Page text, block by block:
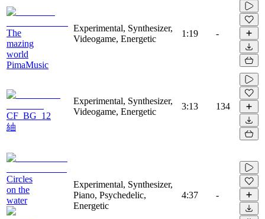
The
mazing
world
PimaMusic
Experimental, Synthesizer,
Videogame, Energetic
1:19 -
CF_BG_12
紬
Experimental, Synthesizer,
Videogame, Energetic
3:13 134
Circles
on the
water
Experimental, Synthesizer,
Piano, Psychedelic,
Energetic
4:37 -